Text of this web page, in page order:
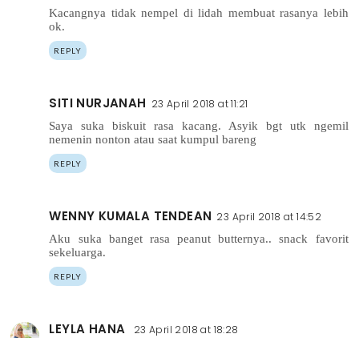
Kacangnya tidak nempel di lidah membuat rasanya lebih
ok.
REPLY
SITI NURJANAH 23 April 2018 at 11:21
Saya suka biskuit rasa kacang. Asyik bgt utk ngemil
nemenin nonton atau saat kumpul bareng
REPLY
WENNY KUMALA TENDEAN 23 April 2018 at 14:52
Aku suka banget rasa peanut butternya.. snack favorit
sekeluarga.
REPLY
LEYLA HANA 23 April 2018 at 18:28